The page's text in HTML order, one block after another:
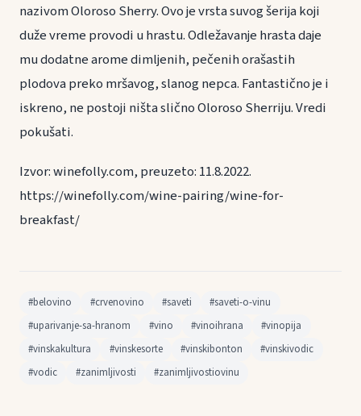
nazivom Oloroso Sherry. Ovo je vrsta suvog šerija koji
duže vreme provodi u hrastu. Odležavanje hrasta daje
mu dodatne arome dimljenih, pečenih orašastih
plodova preko mršavog, slanog nepca. Fantastično je i
iskreno, ne postoji ništa slično Oloroso Sherriju. Vredi
pokušati.
Izvor: winefolly.com, preuzeto: 11.8.2022.
https://winefolly.com/wine-pairing/wine-for-
breakfast/
#belovino #crvenovino #saveti
#saveti-o-vinu
#uparivanje-sa-hranom
#vino #vinoihrana
#vinopija
#vinskakultura
#vinskesorte #vinskibonton
#vinskivodic
#vodic
#zanimljivosti #zanimljivostiovinu